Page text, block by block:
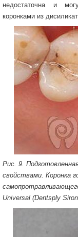
недостаточна и
коронками из
Рис. 9.
свойствами. Коронка
Universal (Dentsply